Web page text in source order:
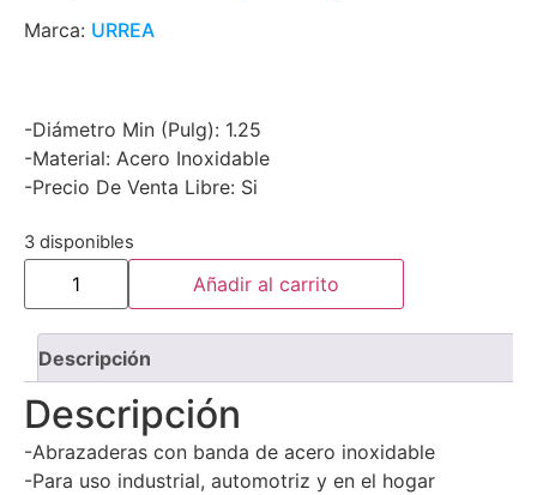
Marca: URREA
-Diámetro Min (Pulg): 1.25
-Material: Acero Inoxidable
-Precio De Venta Libre: Si
3 disponibles
Añadir al carrito
Descripción
Descripción
-Abrazaderas con banda de acero inoxidable
-Para uso industrial, automotriz y en el hogar